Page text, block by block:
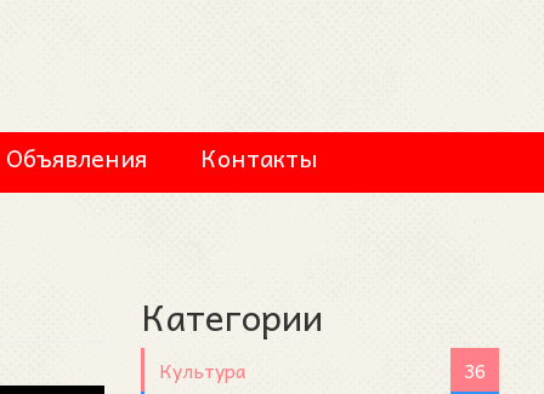
Объявления Контакты
Категории
Культура
36